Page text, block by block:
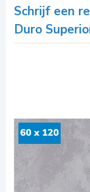
Schrijf een
Duro